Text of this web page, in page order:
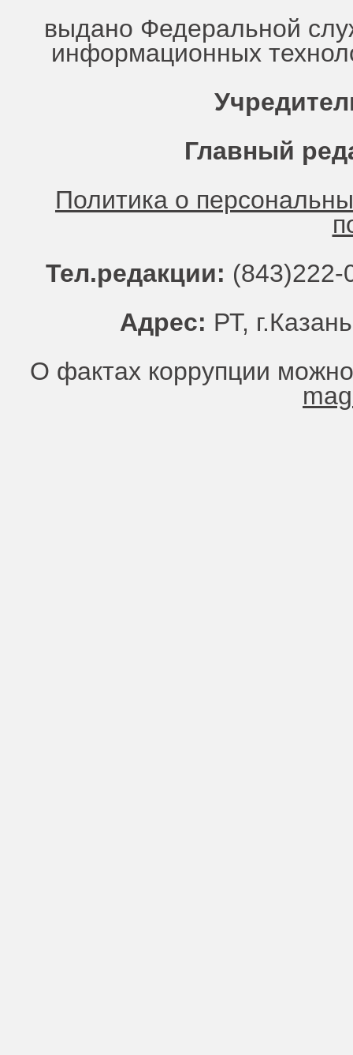
выдано Федеральной
информационных
Главный
Политика о
Тел.редакции:
Адрес: РТ,
О фактах коррупции